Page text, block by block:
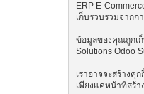
ERP E-
เก็บรวบรวมจาก
ข้อมูลของคุณถูกเก็
Solutions Odoo
เราอาจจะสร้างคุ
เพียงแค่หน้าที่สร้